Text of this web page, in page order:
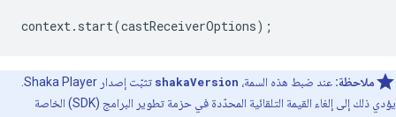
context. start(castReceiverOptions);
ملاحظة: عند ضبط هذه السمة، shakaVersion
يؤدي ذلك إلى إلغاء القيمة التلقائية المحدّدة في حزمة تطوير البرامج (SDK) الخاصة